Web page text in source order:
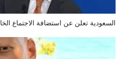
السعودية تعلن عن استضافة الاجتماع